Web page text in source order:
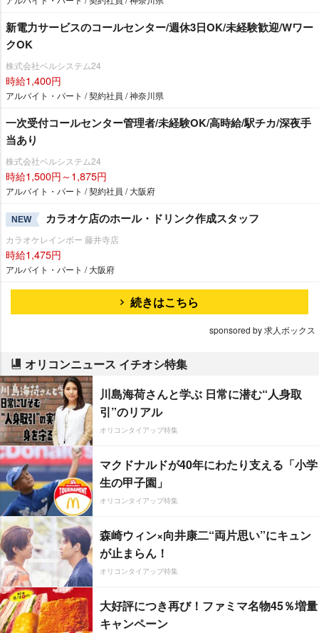
新電力サービスのコールセンター/週休3日OK/未経験歓迎/Wワー
クOK
株式会社ベルシステム24
時給1,400円
アルバイト・パート / 契約社員 / 神奈川県
一次受付コールセンター管理者/未経験OK/高時給/駅チカ/深夜手
当あり
株式会社ベルシステム24
時給1,500円～1,875円
アルバイト・パート / 契約社員 / 大阪府
NEW カラオケ店のホール・ドリンク作成スタッフ
カラオケレインボー 藤井寺店
時給1,475円
アルバイト・パート / 大阪府
続きはこちら
sponsored by 求人ボックス
オリコンニュース イチオシ特集
川島海荷さんと学ぶ 日常に潜む“人身取
引”のリアル
オリコンタイアップ特集
マクドナルドが40年にわたり支える「小学
生の甲子園」
オリコンタイアップ特集
森崎ウィン×向井康二“両片思い”にキュン
が止まらん！
オリコンタイアップ特集
大好評につき再び！ファミマ名物45％増量
キャンペーン